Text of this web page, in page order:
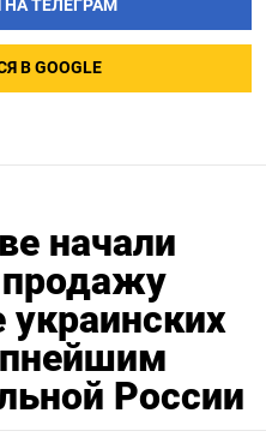
ТЕЛЕГРАМ
В GOOGLE
начали
продажу
украинских
России